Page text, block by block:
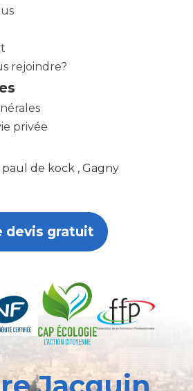
rejoindre?
privée
de kock , Gagny
devis gratuit